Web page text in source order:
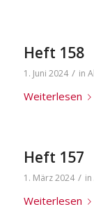
Heft 158
1. Juni 2024 / in
Weiterlesen
Heft 157
1. März 2024 / in
Weiterlesen